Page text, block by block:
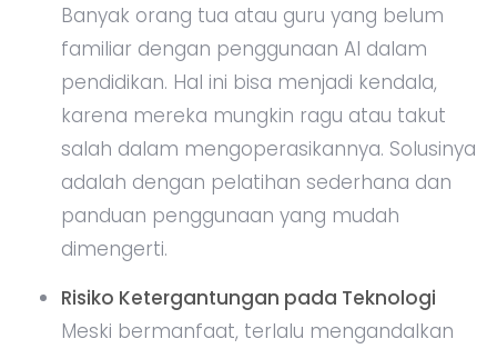
Banyak orang tua atau guru yang belum
familiar dengan penggunaan AI dalam
pendidikan. Hal ini bisa menjadi kendala,
karena mereka mungkin ragu atau takut
salah dalam mengoperasikannya. Solusinya
adalah dengan pelatihan sederhana dan
panduan penggunaan yang mudah
dimengerti.
Risiko Ketergantungan pada Teknologi
Meski bermanfaat, terlalu mengandalkan